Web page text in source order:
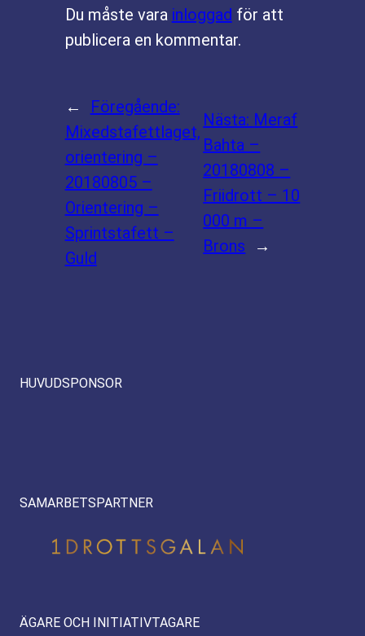
Du måste vara inloggad för att
publicera en kommentar.
←
Föregående:
Mixedstafettlaget,
orientering –
20180805 –
Orientering –
Sprintstafett –
Guld
Nästa: Meraf
Bahta –
20180808 –
Friidrott – 10
000 m –
Brons
→
HUVUDSPONSOR
SAMARBETSPARTNER
ÄGARE OCH INITIATIVTAGARE